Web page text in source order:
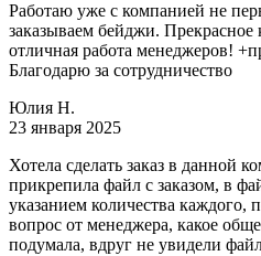
Работаю уже с компанией не
заказываем бейджи. Прекрасное
отличная работа менеджеров!
Благодарю за сотрудничество
Юлия Н.
23 января 2025
Хотела сделать заказ в данной
прикрепила файл с заказом, в
указанием количества каждого,
вопрос от менеджера, какое
подумала, вдруг не увидели